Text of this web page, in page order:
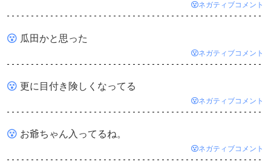
ネガティブコメント
瓜田かと思った
ネガティブコメント
更に目付き険しくなってる
ネガティブコメント
お爺ちゃん入ってるね。
ネガティブコメント